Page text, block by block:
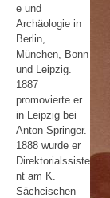
e und
Archäologie in
Berlin,
München, Bonn
und Leipzig.
1887
promovierte er
in Leipzig bei
Anton Springer.
1888 wurde er
Direktorialssiste
nt am K.
Sächcischen